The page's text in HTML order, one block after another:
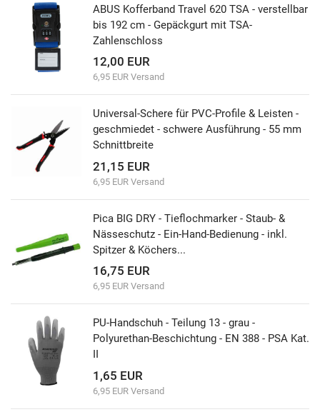
ABUS Kofferband Travel 620 TSA - verstellbar
bis 192 cm - Gepäckgurt mit TSA-
Zahlenschloss
12,00 EUR
6,95 EUR Versand
Universal-Schere für PVC-Profile & Leisten -
geschmiedet - schwere Ausführung - 55 mm
Schnittbreite
21,15 EUR
6,95 EUR Versand
Pica BIG DRY - Tieflochmarker - Staub- &
Nässeschutz - Ein-Hand-Bedienung - inkl.
Spitzer & Köchers...
16,75 EUR
6,95 EUR Versand
PU-Handschuh - Teilung 13 - grau -
Polyurethan-Beschichtung - EN 388 - PSA Kat.
II
1,65 EUR
6,95 EUR Versand